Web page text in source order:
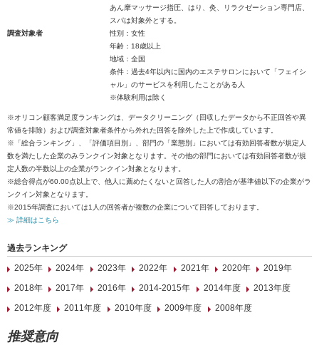
あん摩マッサージ指圧、はり、灸、リラクゼーション専門店、
スパは対象外とする。
調査対象者
性別：女性
年齢：18歳以上
地域：全国
条件：過去4年以内に国内のエステサロンにおいて「フェイシ
ャル」のサービスを利用したことがある人
※体験利用は除く
※オリコン顧客満足度ランキングは、データクリーニング（回収したデータから不正回答や異
常値を排除）および調査対象者条件から外れた回答を除外した上で作成しています。
※「総合ランキング」、「評価項目別」、部門の「業態別」においては有効回答者数が規定人
数を満たした企業のみランクイン対象となります。その他の部門においては有効回答者数が規
定人数の半数以上の企業がランクイン対象となります。
※総合得点が60.00点以上で、他人に薦めたくないと回答した人の割合が基準値以下の企業がラ
ンクイン対象となります。
※2015年調査においては1人の回答者が複数の企業について回答しております。
≫ 詳細はこちら
過去ランキング
2025年
2024年 2023年 2022年 2021年 2020年
2019年
2018年
2017年 2016年 2014-2015年 2014年度
2013年度
2012年度
2011年度 2010年度 2009年度 2008年度
推奨意向